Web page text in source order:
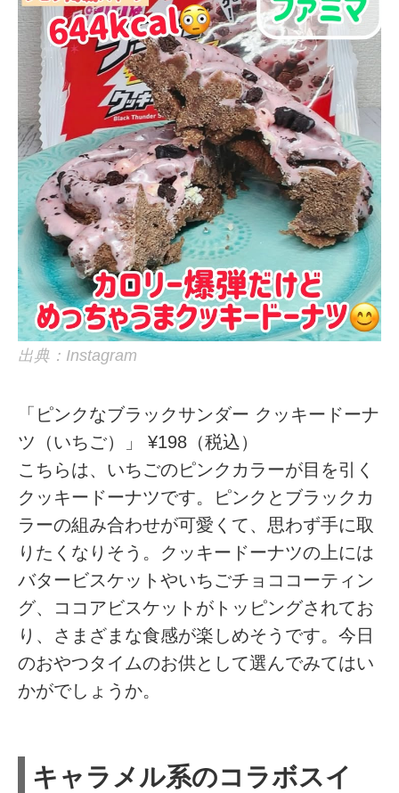
出典：Instagram
「ピンクなブラックサンダー クッキードーナ
ツ（いちご）」 ¥198（税込）
こちらは、いちごのピンクカラーが目を引く
クッキードーナツです。ピンクとブラックカ
ラーの組み合わせが可愛くて、思わず手に取
りたくなりそう。クッキードーナツの上には
バタービスケットやいちごチョココーティン
グ、ココアビスケットがトッピングされてお
り、さまざまな食感が楽しめそうです。今日
のおやつタイムのお供として選んでみてはい
かがでしょうか。
キャラメル系のコラボスイ